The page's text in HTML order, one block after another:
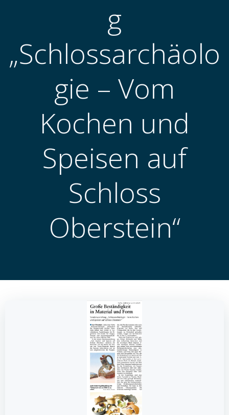
g
„Schlossarchäolo
gie – Vom
Kochen und
Speisen auf
Schloss
Oberstein“